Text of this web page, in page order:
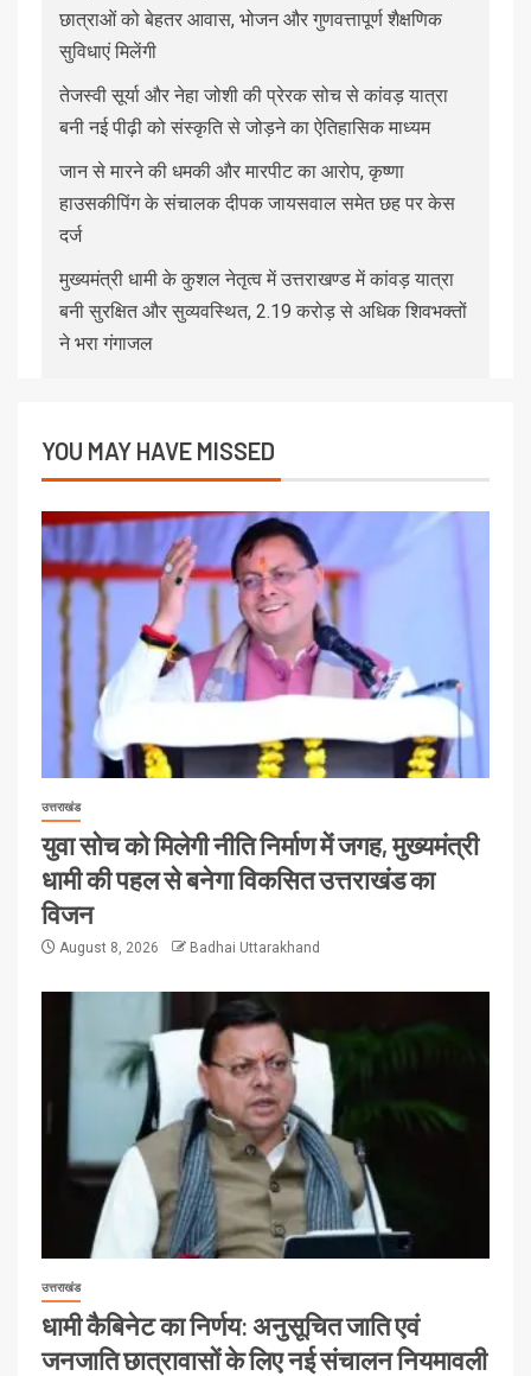
छात्राओं को बेहतर आवास, भोजन और गुणवत्तापूर्ण शैक्षणिक
सुविधाएं मिलेंगी
तेजस्वी सूर्या और नेहा जोशी की प्रेरक सोच से कांवड़ यात्रा
बनी नई पीढ़ी को संस्कृति से जोड़ने का ऐतिहासिक माध्यम
जान से मारने की धमकी और मारपीट का आरोप, कृष्णा
हाउसकीपिंग के संचालक दीपक जायसवाल समेत छह पर केस
दर्ज
मुख्यमंत्री धामी के कुशल नेतृत्व में उत्तराखण्ड में कांवड़ यात्रा
बनी सुरक्षित और सुव्यवस्थित, 2.19 करोड़ से अधिक शिवभक्तों
ने भरा गंगाजल
YOU MAY HAVE MISSED
उत्तराखंड
युवा सोच को मिलेगी नीति निर्माण में जगह, मुख्यमंत्री
धामी की पहल से बनेगा विकसित उत्तराखंड का
विजन
August 8, 2026 Badhai Uttarakhand
उत्तराखंड
धामी कैबिनेट का निर्णय: अनुसूचित जाति एवं
जनजाति छात्रावासों के लिए नई संचालन नियमावली